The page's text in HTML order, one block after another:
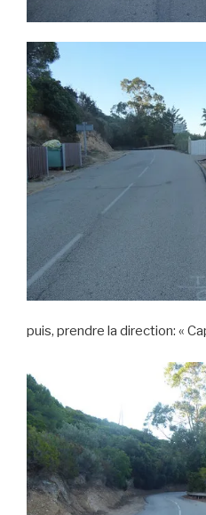
puis, prendre la direction: «